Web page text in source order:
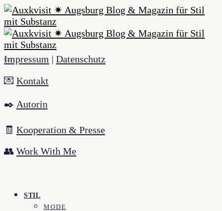
Impressum | Datenschutz
💌 Kontakt
✒️ Autorin
🧾 Kooperation & Presse
👥 Work With Me
STIL
MODE